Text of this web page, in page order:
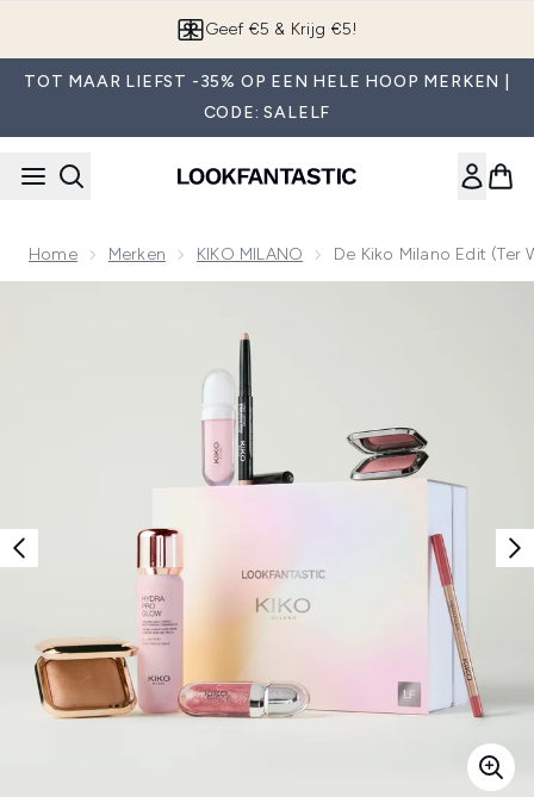
App downloaden
TOT MAAR LIEFST -35% OP EEN HELE HOOP MERKEN |
CODE: SALELF
Home Merken KIKO MILANO De Kiko Milano Edit (ter